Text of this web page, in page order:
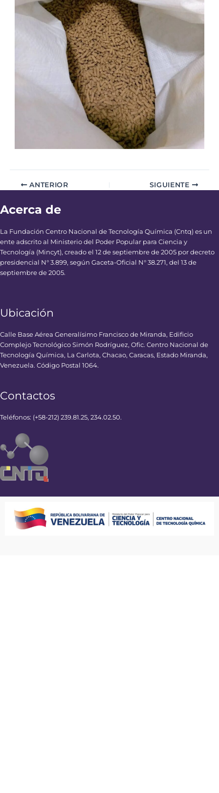
ANTERIOR SIGUIENTE
Acerca de
La Fundación Centro Nacional de Tecnología Química (Cntq) es un
ente adscrito al Ministerio del Poder Popular para Ciencia y
Tecnología (Mincyt), creado el 12 de septiembre de 2005 por decreto
presidencial N° 3.899, según Gaceta-Oficial N° 38.271, del 13 de
septiembre de 2005.
Ubicación
Calle Base Aérea Generalísimo Francisco de Miranda, Edificio
Complejo Tecnológico Simón Rodríguez, Ofic. Centro Nacional de
Tecnología Química, La Carlota, Chacao, Caracas, Estado Miranda,
Venezuela. Código Postal 1064.
Contactos
Teléfonos: (+58-212) 239.81.25, 234.02.50.